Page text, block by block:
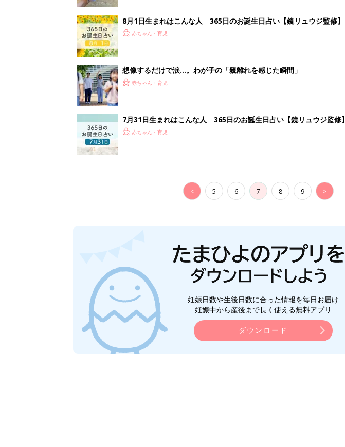
8月1日生まれはこんな人 365日のお誕生日占い【鏡リュウジ監修】
赤ちゃん・育児
想像するだけで涙…。わが子の「親離れを感じた瞬間」
赤ちゃん・育児
7月31日生まれはこんな人 365日のお誕生日占い【鏡リュウジ監修】
赤ちゃん・育児
< 5 6 7 8 9 >
妊娠日数や生後日数に合った情報を毎日お届け
妊娠中から産後まで長く使える無料アプリ
ダウンロード